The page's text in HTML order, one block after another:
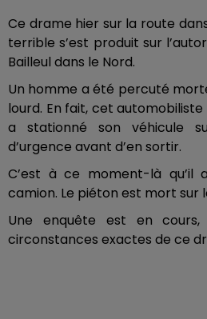
Ce drame hier sur la route
terrible s’est produit sur
Bailleul dans le Nord.
Un homme a été percuté
lourd. En fait, cet
a stationné son véhicule
d’urgence avant d’en sortir.
C’est à ce moment-là
camion. Le piéton est mort sur
Une enquête est en
circonstances exactes de ce